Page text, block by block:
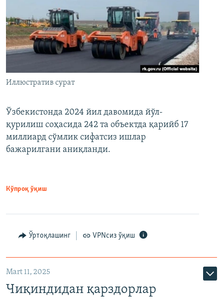
Иллюстратив сурат
Ўзбекистонда 2024 йил давомида йўл-
қурилиш соҳасида 242 та объектда қарийб 17
миллиард сўмлик сифатсиз ишлар
бажарилгани аниқланди.
Кўпроқ ўқиш
Ўртоқлашинг VPNсиз ўқиш
Mart 11, 2025
Чиқиндидан қарздорлар